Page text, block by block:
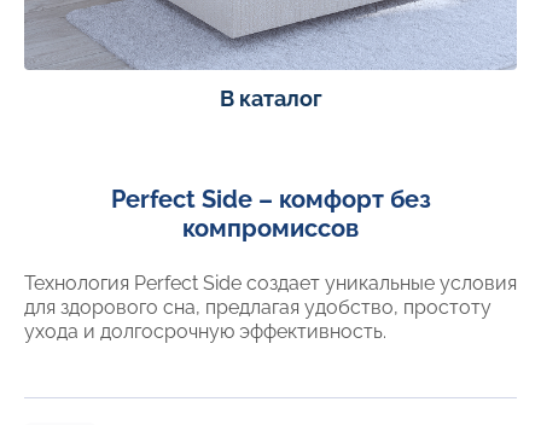
В каталог
Perfect Side – комфорт без
компромиссов
Технология Perfect Side создает уникальные условия
для здорового сна, предлагая удобство, простоту
ухода и долгосрочную эффективность.